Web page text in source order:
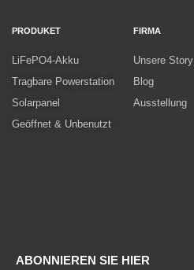
PRODUKET
LiFePO4-Akku
Tragbare Powerstation
Solarpanel
Geöffnet & Unbenutzt
FIRMA
Unsere Story
Blog
Ausstellung
ABONNIEREN SIE HIER